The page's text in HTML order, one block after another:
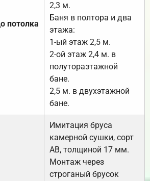
потолка
2,3 м.
Баня в полтора и два
этажа:
1-ый этаж 2,5 м.
2-ой этаж 2,4 м. в
полутораэтажной
бане.
2,5 м. в двухэтажной
бане.
Имитация бруса
камерной сушки, сорт
АВ, толщиной 17 мм.
Монтаж через
строганый брусок